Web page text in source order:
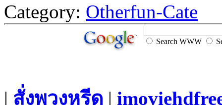
Category: Otherfun-Cate
Search WWW
| สั่งพวงหรีด |